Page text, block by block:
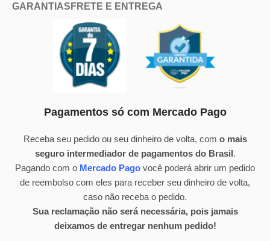
GARANTIAS FRETE E ENTREGA
Pagamentos só com Mercado Pago
Receba seu pedido ou seu dinheiro de volta, com o mais
seguro intermediador de pagamentos do Brasil.
Pagando com o Mercado Pago você poderá abrir um pedido
de reembolso com eles para receber seu dinheiro de volta,
caso não receba o pedido.
Sua reclamação não será necessária, pois jamais
deixamos de entregar nenhum pedido!